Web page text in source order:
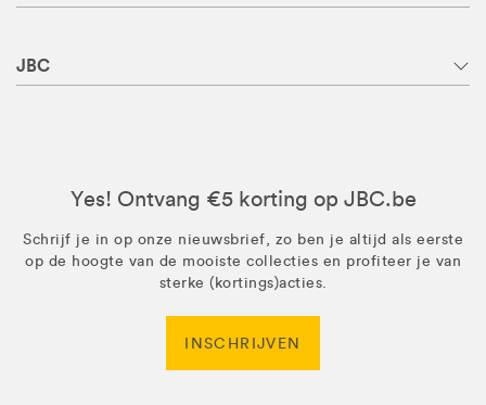
JBC
Yes! Ontvang €5 korting op JBC.be
Schrijf je in op onze nieuwsbrief, zo ben je altijd als eerste
op de hoogte van de mooiste collecties en profiteer je van
sterke (kortings)acties.
INSCHRIJVEN